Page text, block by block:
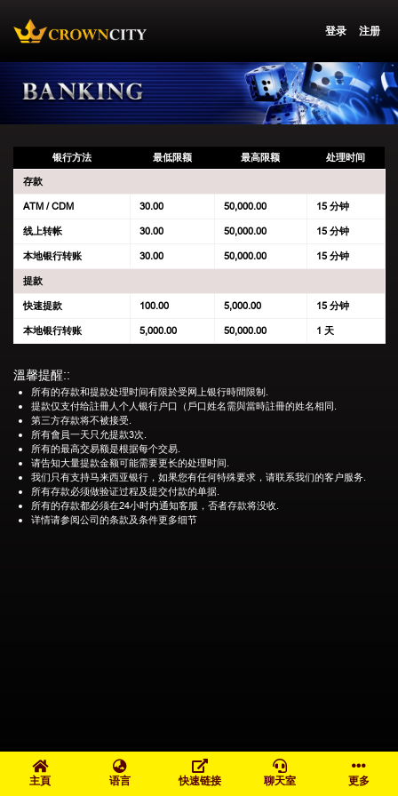
登录 注册
银行方法 最低限额 最高限额 处理时间
存款
ATM / CDM
30.00 50,000.00
15 分钟
线上转帐
30.00 50,000.00
15 分钟
本地银行转账
30.00 50,000.00
15 分钟
提款
快速提款
100.00 5,000.00
15 分钟
本地银行转账
5,000.00 50,000.00 1 天
溫馨提醒::
所有的存款和提款处理时间有限於受网上银行時間限制.
提款仅支付给註冊人个人银行户口（戶口姓名需與當時註冊的姓名相同.
第三方存款将不被接受.
所有會員一天只允提款3次.
所有的最高交易额是根据每个交易.
请告知大量提款金额可能需要更长的处理时间.
我们只有支持马来西亚银行，如果您有任何特殊要求，请联系我们的客户服务.
所有存款必须做验证过程及提交付款的单据.
所有的存款都必须在24小时内通知客服，否者存款将没收.
详情请参阅公司的条款及条件更多细节
主頁 语言 快速链接 聊天室 更多